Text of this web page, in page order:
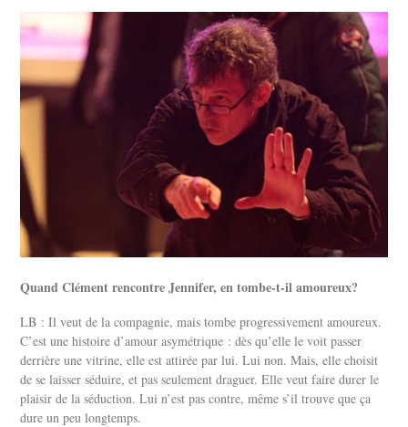
Quand Clément rencontre Jennifer, en tombe-t-il amoureux?
LB : Il veut de la compagnie, mais tombe progressivement amoureux.
C’est une histoire d’amour asymétrique : dès qu’elle le voit passer
derrière une vitrine, elle est attirée par lui. Lui non. Mais, elle choisit
de se laisser séduire, et pas seulement draguer. Elle veut faire durer le
plaisir de la séduction. Lui n’est pas contre, même s’il trouve que ça
dure un peu longtemps.